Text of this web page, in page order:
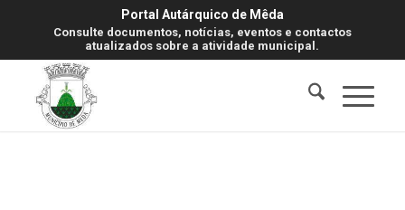
Portal Autárquico de Mêda
Consulte documentos, notícias, eventos e contactos
atualizados sobre a atividade municipal.